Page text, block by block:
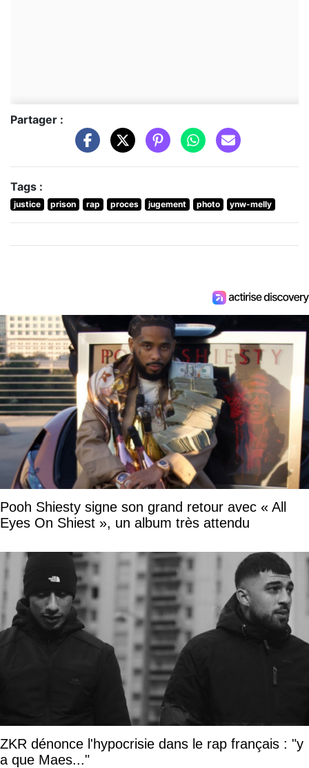
Partager :
Tags :
justice prison rap proces jugement photo ynw-melly
Pooh Shiesty signe son grand retour avec « All
Eyes On Shiest », un album très attendu
ZKR dénonce l'hypocrisie dans le rap français : "y
a que Maes..."